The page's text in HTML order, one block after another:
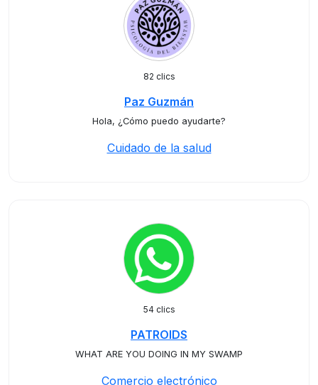
82 clics
Paz Guzmán
Hola, ¿Cómo puedo ayudarte?
Cuidado de la salud
54 clics
PATROIDS
WHAT ARE YOU DOING IN MY SWAMP
Comercio electrónico